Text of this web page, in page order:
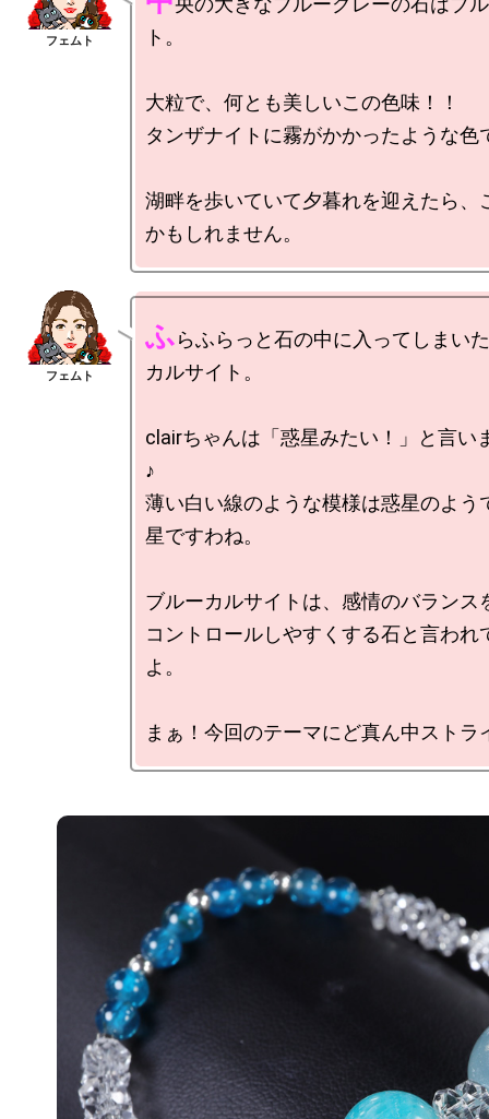
ト。
大粒で、何とも美しいこの色味！！
タンザナイトに霧がかかったような色
湖畔を歩いていて夕暮れを迎えたら、
ふらふらっと石の中に入ってしまい
カルサイト。
clairちゃんは「惑星みたい！」と言い
♪
薄い白い線のような模様は惑星のよう
星ですわね。
ブルーカルサイトは、感情のバランス
コントロールしやすくする石と言われ
よ。